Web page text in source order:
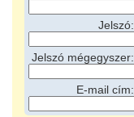
Jelszó:
Jelszó mégegyszer:
E-mail cím: